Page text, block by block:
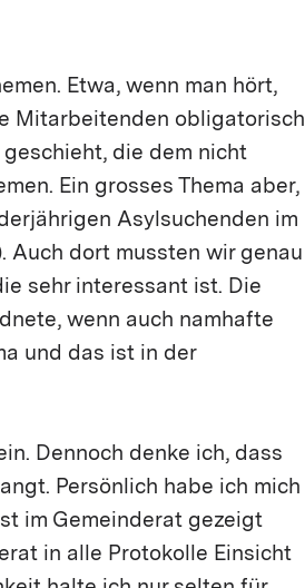
Etwa, wenn man hört,
Mitarbeitenden obligatorisch
die dem nicht
Ein grosses Thema aber,
Asylsuchenden im
Auch dort mussten wir genau
sehr interessant ist. Die
wenn auch namhafte
und das ist in der
Dennoch denke ich, dass
Persönlich habe ich mich
im Gemeinderat gezeigt
in alle Protokolle Einsicht